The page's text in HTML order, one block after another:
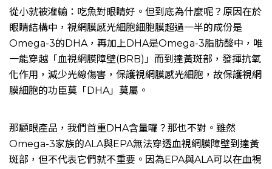
從小就被灌輸：吃魚對眼睛好。但到底為什麼呢？原因在於
眼睛結構中，視網膜感光細胞細胞膜超過一半的成份是
Omega-3的DHA，再加上DHA是Omega-3脂肪酸中，唯
一能穿越「血視網膜障壁(BRB)」而到達黃斑部，發揮抗氧
化作用，減少光線傷害，保護視網膜感光細胞，故保護視網
膜細胞的功臣莫「DHA」莫屬。
那顧眼產品，我們首重DHA含量囉？那也不對。雖然
Omega-3家族的ALA與EPA無法穿透血視網膜障壁到達黃
斑部，但不代表它們就不重要。因為EPA與ALA可以在血視